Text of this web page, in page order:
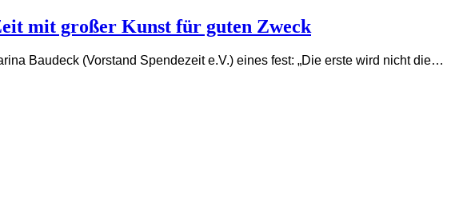
mit großer Kunst für guten Zweck
Baudeck (Vorstand Spendezeit e.V.) eines fest: „Die erste wird nicht die…